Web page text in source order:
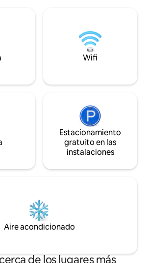
y limpieza opcional
en la tranquila West
Club, a unos
Arabia
compromiso de
huéspedes la
merecen.
Wifi
Estacionamiento
gratuito en las
instalaciones
Aire acondicionado
de los lugares más